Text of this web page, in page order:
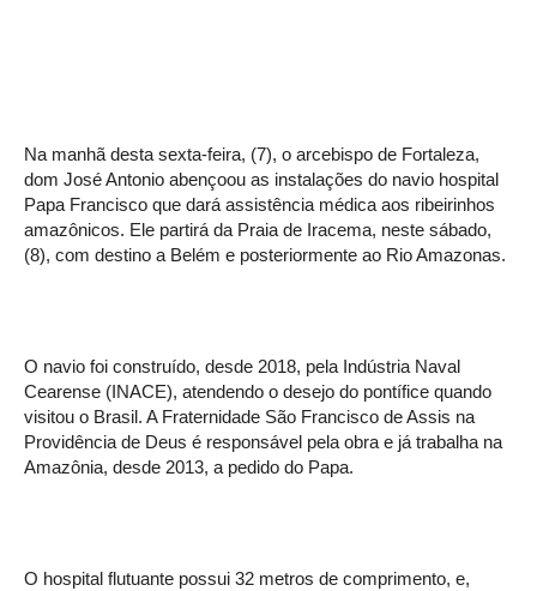
Na manhã desta sexta-feira, (7), o arcebispo de Fortaleza,
dom José Antonio abençoou as instalações do navio hospital
Papa Francisco que dará assistência médica aos ribeirinhos
amazônicos. Ele partirá da Praia de Iracema, neste sábado,
(8), com destino a Belém e posteriormente ao Rio Amazonas.
O navio foi construído, desde 2018, pela Indústria Naval
Cearense (INACE), atendendo o desejo do pontífice quando
visitou o Brasil. A Fraternidade São Francisco de Assis na
Providência de Deus é responsável pela obra e já trabalha na
Amazônia, desde 2013, a pedido do Papa.
O hospital flutuante possui 32 metros de comprimento, e,